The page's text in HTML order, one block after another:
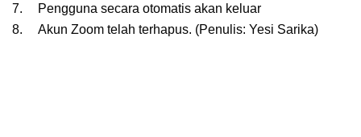
7.
Pengguna secara otomatis akan keluar
8.
Akun Zoom telah terhapus. (Penulis: Yesi Sarika)